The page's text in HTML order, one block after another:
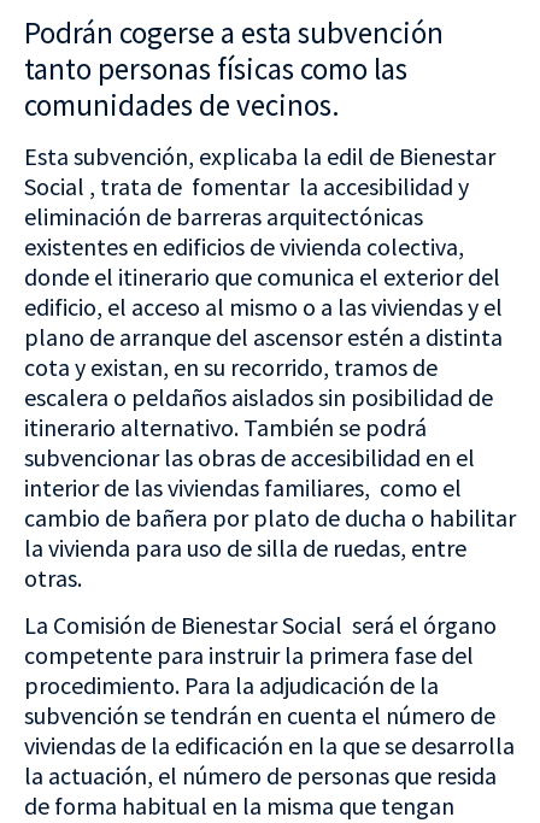
Podrán cogerse a esta subvención
tanto personas físicas como las
comunidades de vecinos.
Esta subvención, explicaba la edil de Bienestar
Social , trata de fomentar la accesibilidad y
eliminación de barreras arquitectónicas
existentes en edificios de vivienda colectiva,
donde el itinerario que comunica el exterior del
edificio, el acceso al mismo o a las viviendas y el
plano de arranque del ascensor estén a distinta
cota y existan, en su recorrido, tramos de
escalera o peldaños aislados sin posibilidad de
itinerario alternativo. También se podrá
subvencionar las obras de accesibilidad en el
interior de las viviendas familiares, como el
cambio de bañera por plato de ducha o habilitar
la vivienda para uso de silla de ruedas, entre
otras.
La Comisión de Bienestar Social será el órgano
competente para instruir la primera fase del
procedimiento. Para la adjudicación de la
subvención se tendrán en cuenta el número de
viviendas de la edificación en la que se desarrolla
la actuación, el número de personas que resida
de forma habitual en la misma que tengan